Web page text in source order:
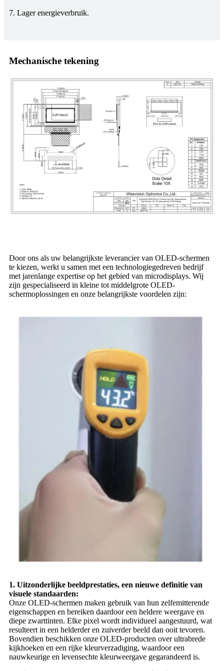
7. Lager energieverbruik.
Mechanische tekening
Door ons als uw belangrijkste leverancier van OLED-schermen
te kiezen, werkt u samen met een technologiegedreven bedrijf
met jarenlange expertise op het gebied van microdisplays. Wij
zijn gespecialiseerd in kleine tot middelgrote OLED-
schermoplossingen en onze belangrijkste voordelen zijn:
1. Uitzonderlijke beeldprestaties, een nieuwe definitie van
visuele standaarden:
Onze OLED-schermen maken gebruik van hun zelfemitterende
eigenschappen en bereiken daardoor een heldere weergave en
diepe zwarttinten. Elke pixel wordt individueel aangestuurd, wat
resulteert in een helderder en zuiverder beeld dan ooit tevoren.
Bovendien beschikken onze OLED-producten over ultrabrede
kijkhoeken en een rijke kleurverzadiging, waardoor een
nauwkeurige en levensechte kleurweergave gegarandeerd is.